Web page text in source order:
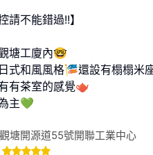
請不能錯過!!】
塘工廈內🤓
式和風風格🎏還設有榻榻米
有茶室的感覺🫖
塘開源道55號開聯工業中心